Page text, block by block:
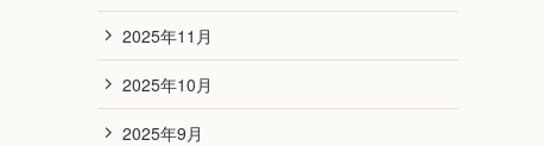
2025年11月
2025年10月
2025年9月